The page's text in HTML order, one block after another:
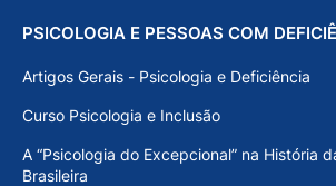
PSICOLOGIA E PESSOAS COM
Artigos Gerais - Psicologia e Deficiência
Curso Psicologia e Inclusão
A “Psicologia do Excepcional” na História
Brasileira